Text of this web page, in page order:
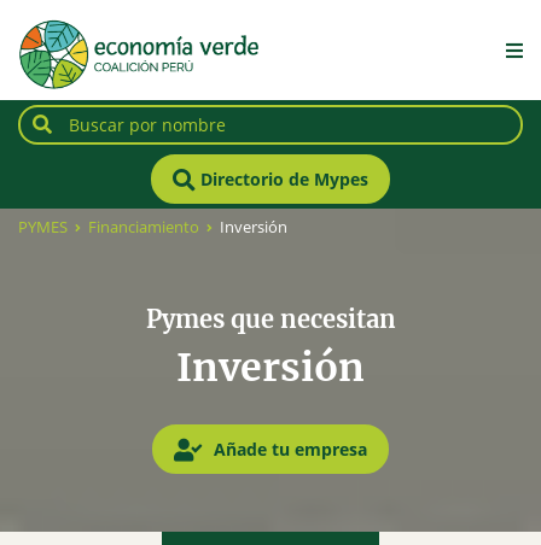
Directorio de Mypes
PYMES Financiamiento Inversión
Pymes que necesitan
Inversión
Añade tu empresa